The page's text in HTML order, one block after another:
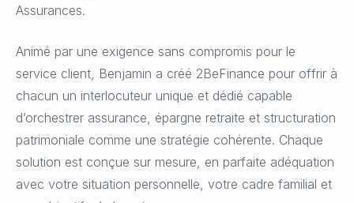
Assurances.
Animé par une exigence sans compromis pour le
service client, Benjamin a créé 2BeFinance pour offrir à
chacun un interlocuteur unique et dédié capable
d’orchestrer assurance, épargne retraite et structuration
patrimoniale comme une stratégie cohérente. Chaque
solution est conçue sur mesure, en parfaite adéquation
avec votre situation personnelle, votre cadre familial et